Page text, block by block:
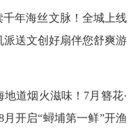
年海丝文脉！全城上线
送文创好扇伴您舒爽游
道烟火滋味！7月簪花·
开启“蟳埔第一鲜”开渔